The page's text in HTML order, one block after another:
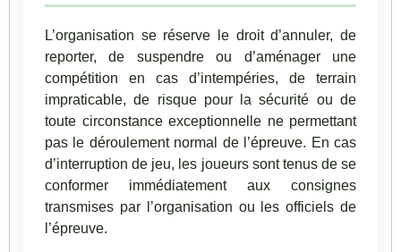
L’organisation se réserve le droit d’annuler, de
reporter, de suspendre ou d’aménager une
compétition en cas d’intempéries, de terrain
impraticable, de risque pour la sécurité ou de
toute circonstance exceptionnelle ne permettant
pas le déroulement normal de l’épreuve. En cas
d’interruption de jeu, les joueurs sont tenus de se
conformer immédiatement aux consignes
transmises par l’organisation ou les officiels de
l’épreuve.